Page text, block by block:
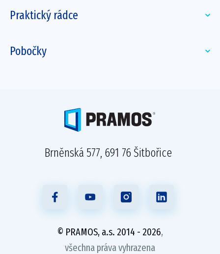
Praktický rádce
Pobočky
Brněnská 577, 691 76 Šitbořice
© PRAMOS, a.s. 2014 - 2026,
všechna práva vyhrazena